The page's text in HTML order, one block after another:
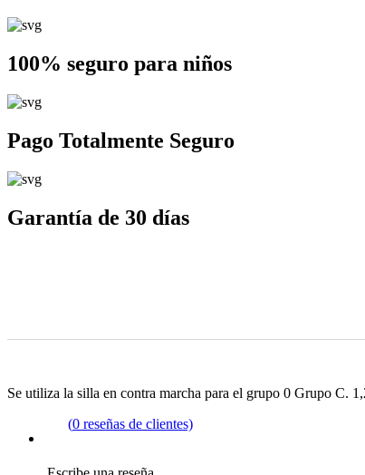
100% seguro para niños
Pago Totalmente Seguro
Garantía de 30 días
Se utiliza la silla en contra marcha para el grupo 0 Grupo C.
(0 reseñas de clientes)